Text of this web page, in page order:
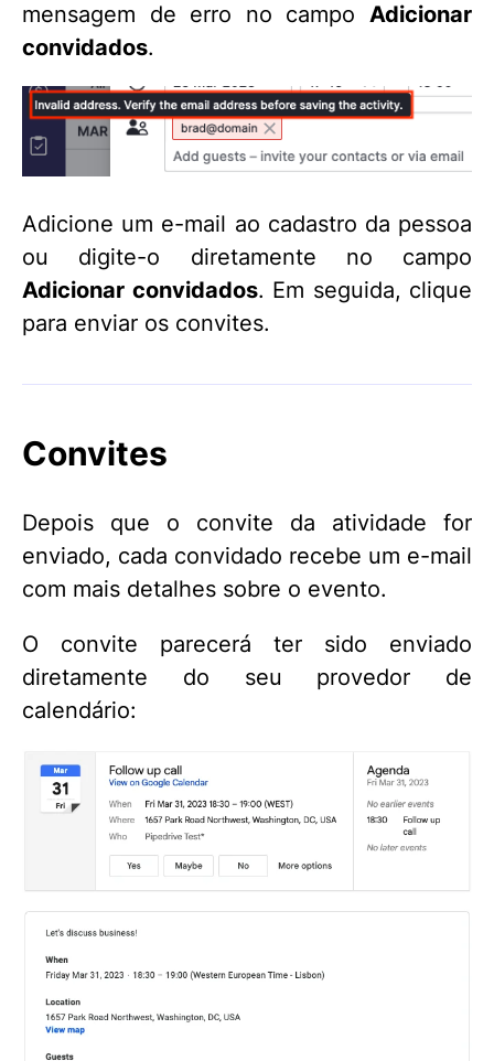
mensagem de erro no campo Adicionar
convidados.
Adicione um e-mail ao cadastro da pessoa
ou digite-o diretamente no campo
Adicionar convidados. Em seguida, clique
para enviar os convites.
Convites
Depois que o convite da atividade for
enviado, cada convidado recebe um e-mail
com mais detalhes sobre o evento.
O convite parecerá ter sido enviado
diretamente do seu provedor de
calendário: